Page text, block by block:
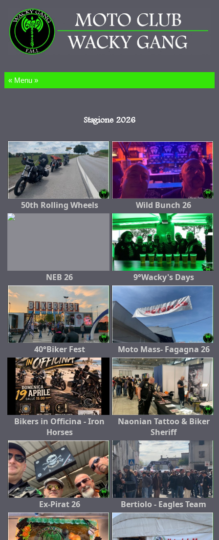
Salta al contenuto
Stagione 2026
50th Rolling Wheels Wild Bunch 26
NEB 26 9°Wacky's Days
40°Biker Fest Moto Mass- Fagagna 26
Bikers in Officina - Iron
Horses
Naonian Tattoo & Biker
Sheriff
Ex-Pirat 26 Bertiolo - Eagles Team